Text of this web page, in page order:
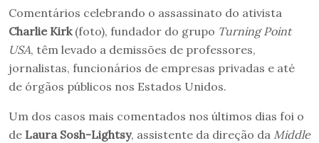
Comentários celebrando o assassinato do ativista
Charlie Kirk(foto), fundador do grupo Turning Point
USA, têm levado a demissões de professores,
jornalistas, funcionários de empresas privadas e até
de órgãos públicos nos Estados Unidos.
Um dos casos mais comentados nos últimos dias foi o
de Laura Sosh-Lightsy, assistente da direção da Middle